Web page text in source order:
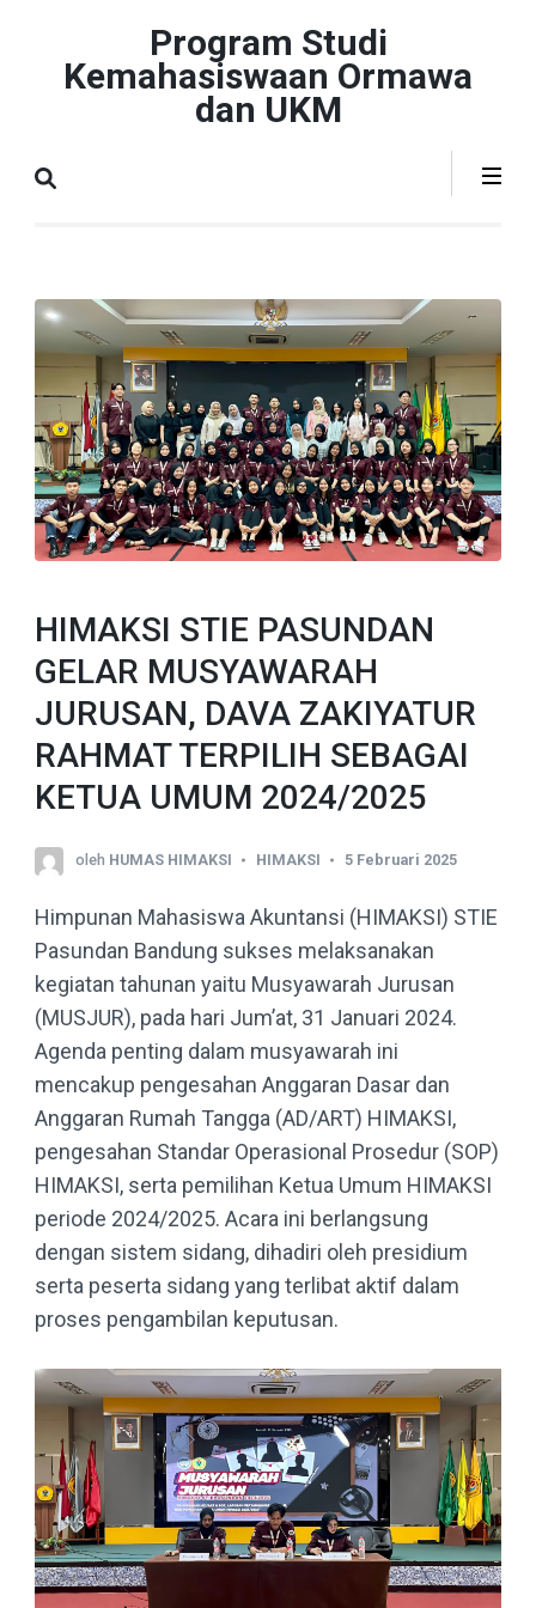
Program Studi
Kemahasiswaan Ormawa
dan UKM
HIMAKSI STIE PASUNDAN
GELAR MUSYAWARAH
JURUSAN, DAVA ZAKIYATUR
RAHMAT TERPILIH SEBAGAI
KETUA UMUM 2024/2025
oleh HUMAS HIMAKSI HIMAKSI 5 Februari 2025
Himpunan Mahasiswa Akuntansi (HIMAKSI) STIE
Pasundan Bandung sukses melaksanakan
kegiatan tahunan yaitu Musyawarah Jurusan
(MUSJUR), pada hari Jum’at, 31 Januari 2024.
Agenda penting dalam musyawarah ini
mencakup pengesahan Anggaran Dasar dan
Anggaran Rumah Tangga (AD/ART) HIMAKSI,
pengesahan Standar Operasional Prosedur (SOP)
HIMAKSI, serta pemilihan Ketua Umum HIMAKSI
periode 2024/2025. Acara ini berlangsung
dengan sistem sidang, dihadiri oleh presidium
serta peserta sidang yang terlibat aktif dalam
proses pengambilan keputusan.